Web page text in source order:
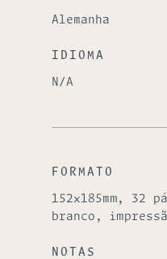
Alemanha
IDIOMA
N/A
FORMATO
152x185mm, 32
branco,
NOTAS